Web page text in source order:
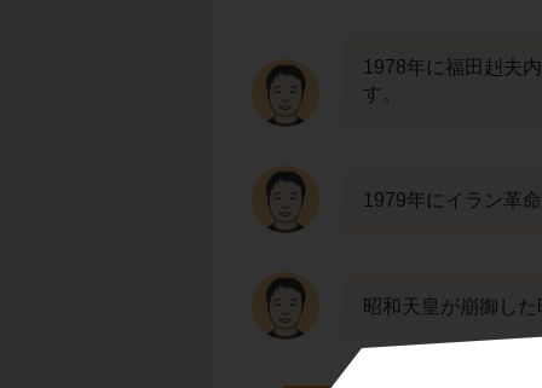
1978年に福田赳夫
す。
1979年にイラン革
昭和天皇が崩御し